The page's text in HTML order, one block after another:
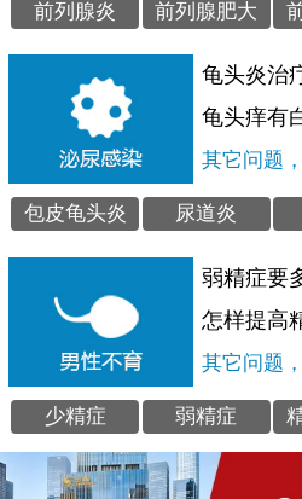
前列腺炎 前列腺肥大
龟头炎治
龟头痒有
其它问题
包皮龟头炎 尿道炎
弱精症要
怎样提高
其它问题
少精症 弱精症